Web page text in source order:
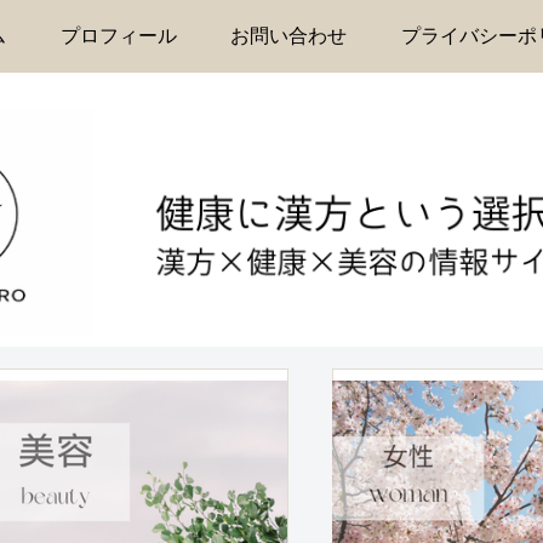
プロフィール お問い合わせ プライバシーポ